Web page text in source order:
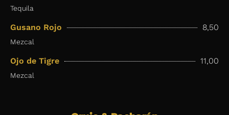
Tequila
Gusano Rojo 8,50
Mezcal
Ojo de Tigre 11,00
Mezcal